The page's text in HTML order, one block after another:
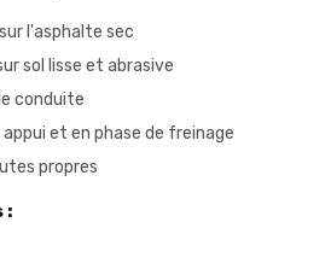
l'asphalte sec
sol lisse et abrasive
conduite
et en phase de freinage
propres
: